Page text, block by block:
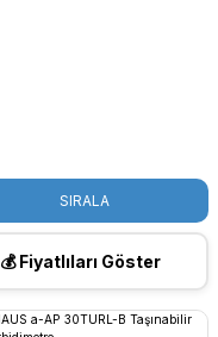
SIRALA
💰 Fiyatlıları Göster